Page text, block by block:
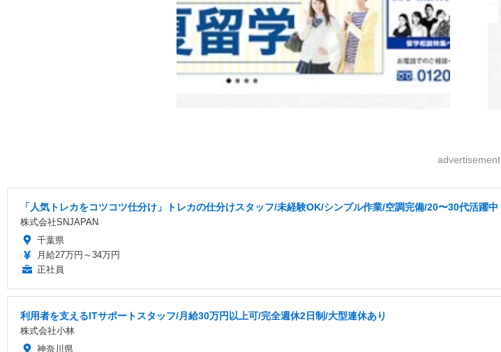
advertisement
「人気トレカをコツコツ仕分け」トレカの仕分けスタッフ/未経験OK/シンプル作業/空調完備/20〜30代活躍中
株式会社SNJAPAN
千葉県
月給27万円～34万円
正社員
利用者を支えるITサポートスタッフ/月給30万円以上可/完全週休2日制/大型連休あり
株式会社小林
神奈川県